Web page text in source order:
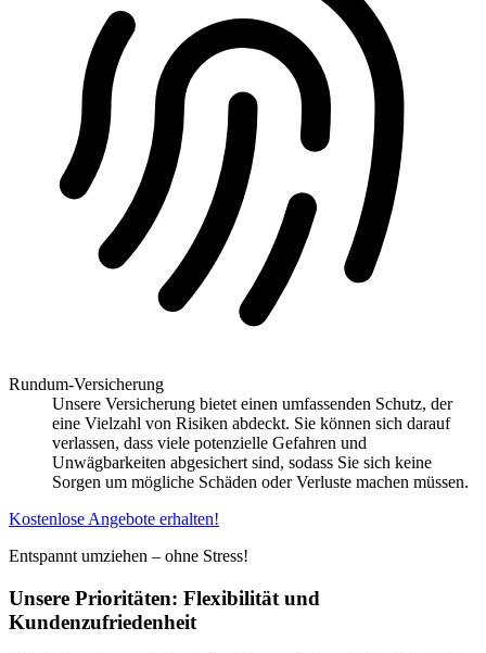
Rundum-Versicherung
Unsere Versicherung bietet einen umfassenden Schutz, der
eine Vielzahl von Risiken abdeckt. Sie können sich darauf
verlassen, dass viele potenzielle Gefahren und
Unwägbarkeiten abgesichert sind, sodass Sie sich keine
Sorgen um mögliche Schäden oder Verluste machen müssen.
Kostenlose Angebote erhalten!
Entspannt umziehen – ohne Stress!
Unsere Prioritäten: Flexibilität und
Kundenzufriedenheit